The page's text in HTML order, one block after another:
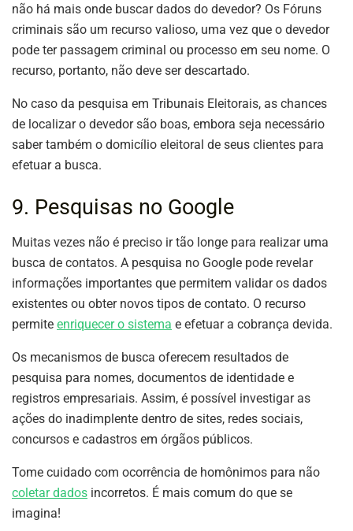
não há mais onde buscar dados do devedor? Os Fóruns
criminais são um recurso valioso, uma vez que o devedor
pode ter passagem criminal ou processo em seu nome. O
recurso, portanto, não deve ser descartado.
No caso da pesquisa em Tribunais Eleitorais, as chances
de localizar o devedor são boas, embora seja necessário
saber também o domicílio eleitoral de seus clientes para
efetuar a busca.
9. Pesquisas no Google
Muitas vezes não é preciso ir tão longe para realizar uma
busca de contatos. A pesquisa no Google pode revelar
informações importantes que permitem validar os dados
existentes ou obter novos tipos de contato. O recurso
permite enriquecer o sistema e efetuar a cobrança devida.
Os mecanismos de busca oferecem resultados de
pesquisa para nomes, documentos de identidade e
registros empresariais. Assim, é possível investigar as
ações do inadimplente dentro de sites, redes sociais,
concursos e cadastros em órgãos públicos.
Tome cuidado com ocorrência de homônimos para não
coletar dados incorretos. É mais comum do que se
imagina!